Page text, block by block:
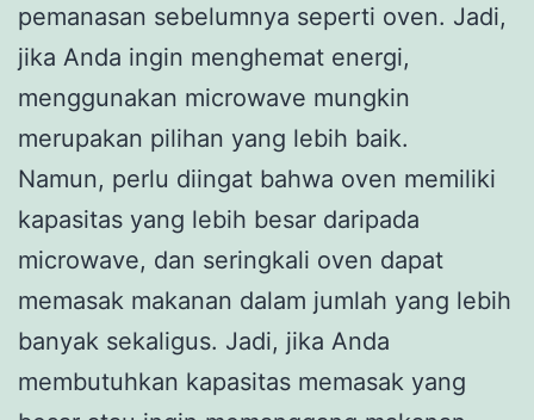
pemanasan sebelumnya seperti oven. Jadi,
jika Anda ingin menghemat energi,
menggunakan microwave mungkin
merupakan pilihan yang lebih baik.
Namun, perlu diingat bahwa oven memiliki
kapasitas yang lebih besar daripada
microwave, dan seringkali oven dapat
memasak makanan dalam jumlah yang lebih
banyak sekaligus. Jadi, jika Anda
membutuhkan kapasitas memasak yang